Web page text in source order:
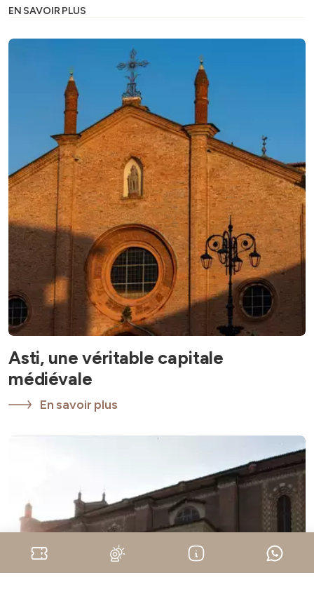
EN SAVOIR PLUS
Asti, une véritable capitale
médiévale
En savoir plus